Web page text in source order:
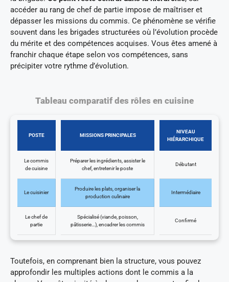
accéder au rang de chef de partie impose de maîtriser et
dépasser les missions du commis. Ce phénomène se vérifie
souvent dans les brigades structurées où l’évolution procède
du mérite et des compétences acquises. Vous êtes amené à
franchir chaque étape selon vos compétences, sans
précipiter votre rythme d’évolution.
Tableau comparatif des rôles en cuisine
POSTE MISSIONS PRINCIPALES
NIVEAU
HIÉRARCHIQUE
Le commis
de cuisine
Préparer les ingrédients, assister le
chef, entretenir le poste
Débutant
Le cuisinier
Produire les plats, organiser la
production culinaire
Intermédiaire
Le chef de
partie
Spécialisé (viande, poisson,
pâtisserie…), encadrer les commis
Confirmé
Toutefois, en comprenant bien la structure, vous pouvez
approfondir les multiples actions dont le commis a la